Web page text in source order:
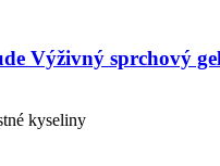
Výživný sprchový
kyseliny